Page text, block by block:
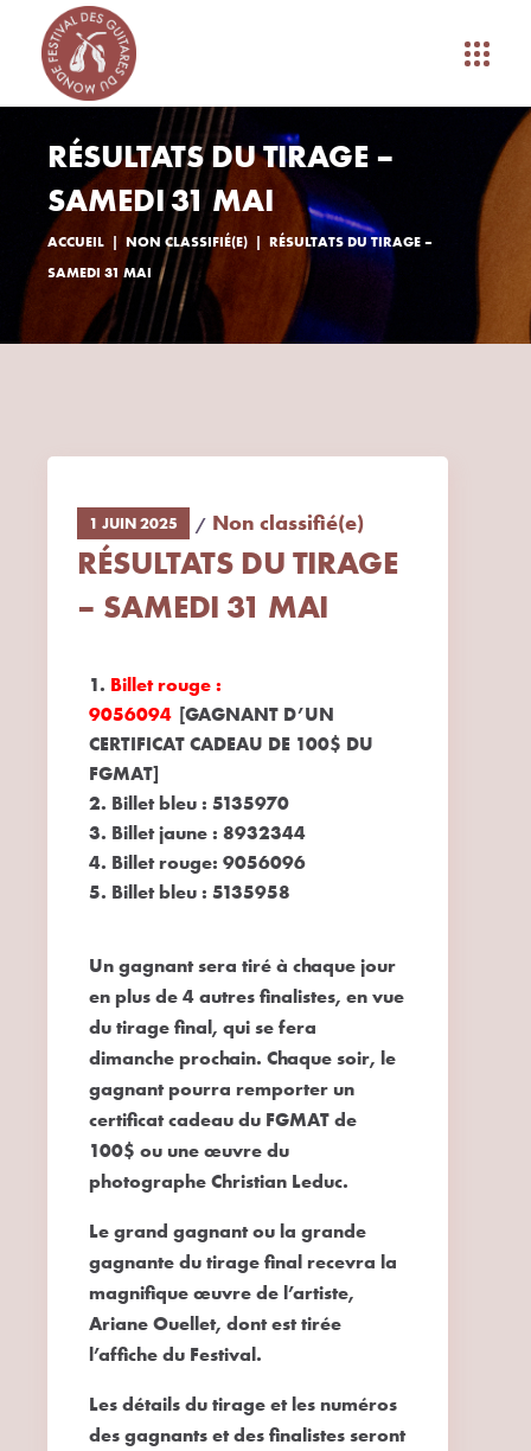
RÉSULTATS DU TIRAGE –
SAMEDI 31 MAI
ACCUEIL NON CLASSIFIÉ(E)
RÉSULTATS DU TIRAGE –
SAMEDI 31 MAI
1 JUIN 2025 Non classifié(e)
RÉSULTATS DU TIRAGE
– SAMEDI 31 MAI
Billet rouge :
9056094 [GAGNANT D’UN
CERTIFICAT CADEAU DE 100$ DU
FGMAT]
Billet bleu : 5135970
Billet jaune :8932344
Billet rouge: 9056096
Billet bleu :5135958
Un gagnant sera tiré à chaque jour
en plus de 4 autres finalistes, en vue
du tirage final, qui se fera
dimanche prochain. Chaque soir, le
gagnant pourra remporter un
certificat cadeau du FGMAT de
100$ ou une œuvre du
photographe Christian Leduc.
Le grand gagnant ou la grande
gagnante du tirage final recevra la
magnifique œuvre de l’artiste,
Ariane Ouellet, dont est tirée
l’affiche du Festival.
Les détails du tirage et les numéros
des gagnants et des finalistes seront